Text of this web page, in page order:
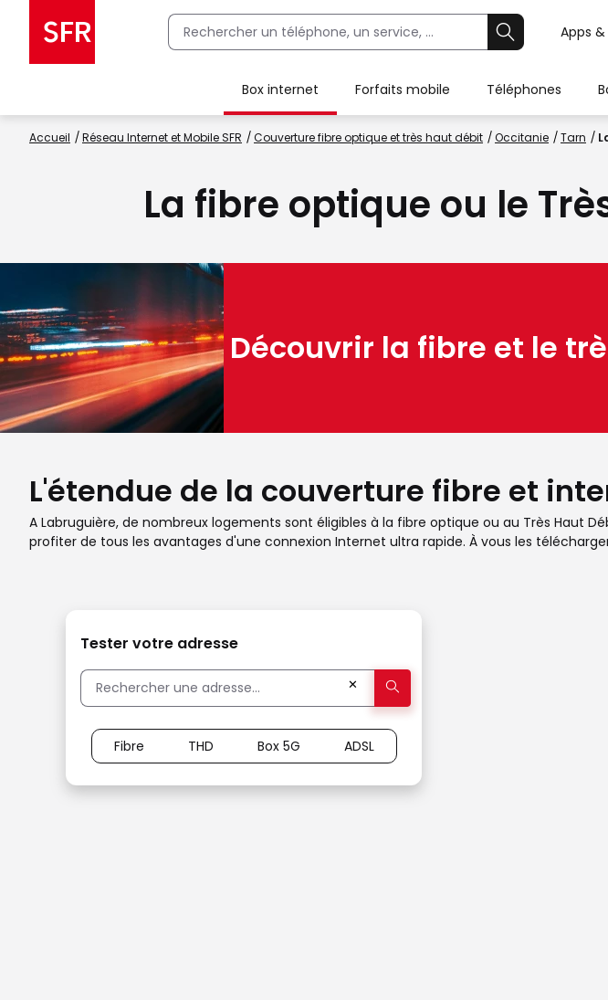
Apps
Box internet Forfaits mobile Téléphones
Accueil Réseau Internet et Mobile SFR Couverture fibre optique et très haut débit Occitanie Tarn
La fibre optique ou le
Découvrir la fibre et le
L'étendue de la couverture fibre et
A Labruguière, de nombreux logements sont éligibles à la fibre optique ou au Très Haut
profiter de tous les avantages d'une connexion Internet ultra rapide. À vous les
Tester votre adresse
✕
Fibre THD Box 5G ADSL